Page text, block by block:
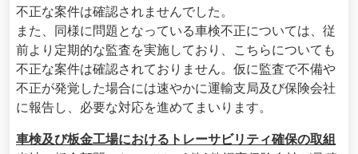
不正な案件は確認されませんでした。
また、同様に問題となっている車検不正については、従
前より定期的な監査を実施しており、こちらについても
不正な案件は確認されておりません。仮に監査で不備や
不正が発覚した場合には速やかに運輸支局及び保険会社
に報告し、必要な対応を進めてまいります。
車検及び板金工場におけるトレーサビリティ確保の取組